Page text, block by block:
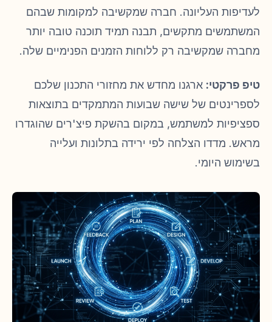
לעדיפות העליונה. חברה שמקשיבה למקומות שבהם
המשתמשים מתקשים, תבנה תמיד תוכנה טובה יותר
מחברה שמקשיבה רק ללוחות הזמנים הפנימיים שלה.
טיפ פרקטי: ארגנו מחדש את מחזורי התכנון שלכם
לספרינטים של שישה שבועות המתמקדים בתוצאות
ספציפיות למשתמש, במקום בהשקת פיצ'רים שהוגדרו
מראש. מדדו הצלחה לפי ירידה בתלונות ועלייה
בשימוש היומי.